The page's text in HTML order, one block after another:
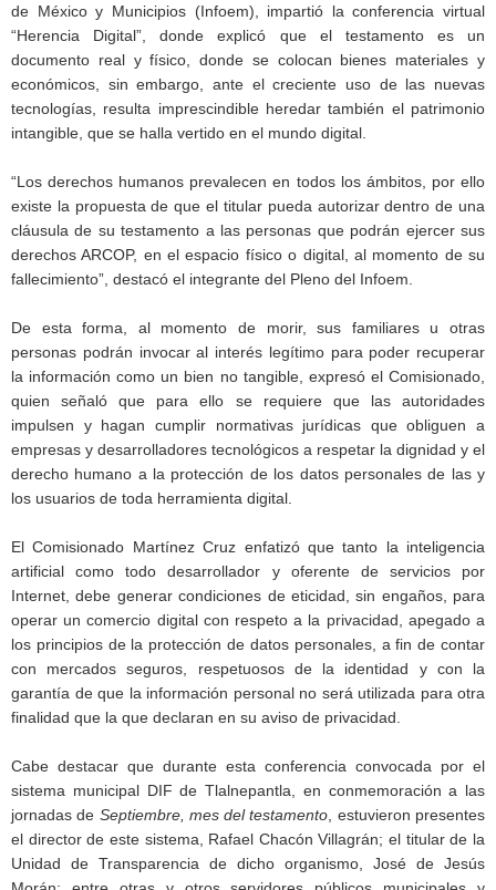
de México y Municipios (Infoem), impartió la conferencia virtual
“Herencia Digital”, donde explicó que el testamento es un
documento real y físico, donde se colocan bienes materiales y
económicos, sin embargo, ante el creciente uso de las nuevas
tecnologías, resulta imprescindible heredar también el patrimonio
intangible, que se halla vertido en el mundo digital.
“Los derechos humanos prevalecen en todos los ámbitos, por ello
existe la propuesta de que el titular pueda autorizar dentro de una
cláusula de su testamento a las personas que podrán ejercer sus
derechos ARCOP, en el espacio físico o digital, al momento de su
fallecimiento”, destacó el integrante del Pleno del Infoem.
De esta forma, al momento de morir, sus familiares u otras
personas podrán invocar al interés legítimo para poder recuperar
la información como un bien no tangible, expresó el Comisionado,
quien señaló que para ello se requiere que las autoridades
impulsen y hagan cumplir normativas jurídicas que obliguen a
empresas y desarrolladores tecnológicos a respetar la dignidad y el
derecho humano a la protección de los datos personales de las y
los usuarios de toda herramienta digital.
El Comisionado Martínez Cruz enfatizó que tanto la inteligencia
artificial como todo desarrollador y oferente de servicios por
Internet, debe generar condiciones de eticidad, sin engaños, para
operar un comercio digital con respeto a la privacidad, apegado a
los principios de la protección de datos personales, a fin de contar
con mercados seguros, respetuosos de la identidad y con la
garantía de que la información personal no será utilizada para otra
finalidad que la que declaran en su aviso de privacidad.
Cabe destacar que durante esta conferencia convocada por el
sistema municipal DIF de Tlalnepantla, en conmemoración a las
jornadas de Septiembre, mes del testamento , estuvieron presentes
el director de este sistema, Rafael Chacón Villagrán; el titular de la
Unidad de Transparencia de dicho organismo, José de Jesús